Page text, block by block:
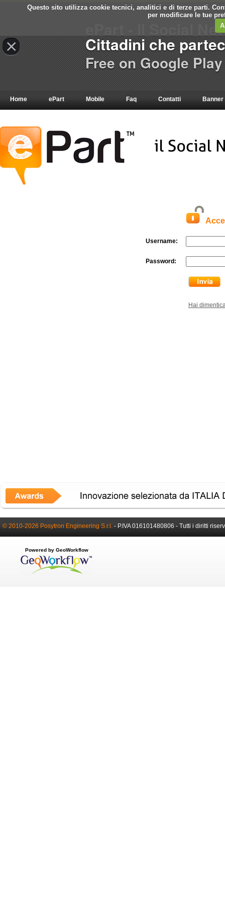
Questo sito utilizza cookie tecnici, analitici e di terze parti.
per modificare le tue
Home ePart Mobile Faq Contatti Banner
Username:
Password:
Hai
© 2010-2026 Posytron Engineering S.r.l. - P.IVA 016101480806 - Tutti i diritti
Powered by GeoWorkflow
×
ePart - Il Social
Cittadini che
Free on Google Play